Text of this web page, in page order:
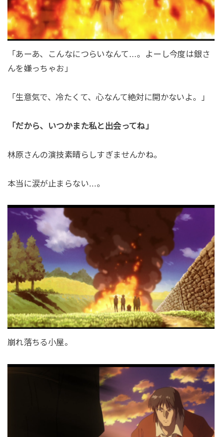
「あーあ、こんなにつらいなんて…。よーし今度は銀さ
んを嫌っちゃお」
「生意気で、冷たくて、心なんて絶対に開かないよ。」
「だから、いつかまた私と出会ってね」
林原さんの演技素晴らしすぎませんかね。
本当に涙が止まらない…。
崩れ落ちる小屋。